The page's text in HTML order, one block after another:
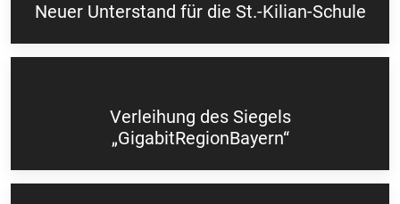
Neuer Unterstand für die St.-Kilian-Schule
Verleihung des Siegels
„GigabitRegionBayern“